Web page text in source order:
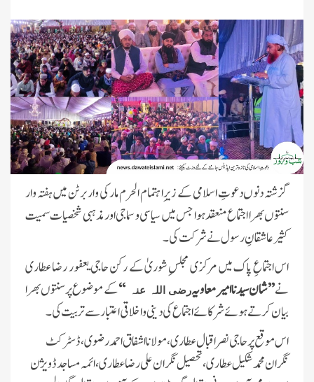
گزشتہ دنوں دعوتِ اسلامی کے زیرِ اہتمام الحرم مارکی واربرٹن میں ہفتہ وار
سنتوں بھرا اجتماع منعقد ہوا جس میں سیاسی و سماجی اور مذہبی شخصیات سمیت
کثیر عاشقانِ رسول نے شرکت کی۔
اس اجتماعِ پاک میں مرکزی مجلسِ شوریٰ کے رکن حاجی یعفور رضا عطاری
نے’’شان سیدنا امیر معاویہرضی اللہ عنہ ‘‘کے موضوع پرسنتوں بھرا
بیان کرتے ہوئے شرکائے اجتماع کی دینی و اخلاقی اعتبار سے تربیت کی۔
اس موقع پر حاجی نصر اقبال عطاری، مولانا اشفاق احمد رضوی، ڈسٹرکٹ
نگران محمد شکیل عطاری، تحصیل نگران علی رضا عطاری، ائمہ مساجد ڈویژن